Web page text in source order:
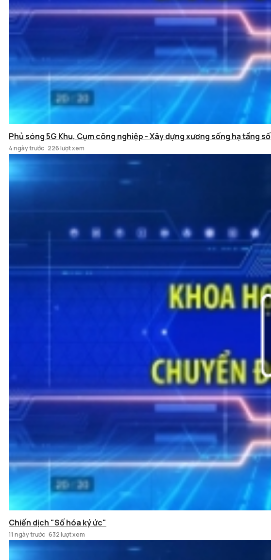
Phủ sóng 5G Khu, Cụm công nghiệp - Xây dựng xương sống hạ tầng số
4 ngày trước 226 lượt xem
Chiến dịch "Số hóa ký ức"
11 ngày trước 632 lượt xem